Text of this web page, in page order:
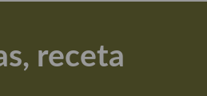
receta